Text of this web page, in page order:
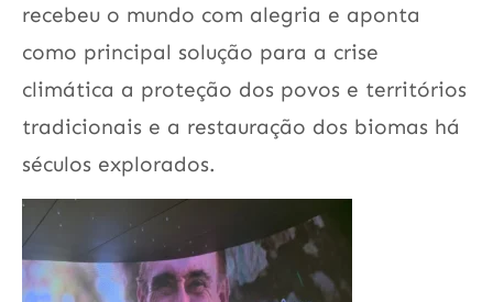
recebeu o mundo com alegria e aponta
como principal solução para a crise
climática a proteção dos povos e territórios
tradicionais e a restauração dos biomas há
séculos explorados.